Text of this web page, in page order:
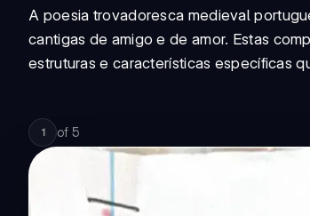
A poesia trovadoresca medieval
cantigas de amigo e de amor. Estas
estruturas e características específicas
1 of 5